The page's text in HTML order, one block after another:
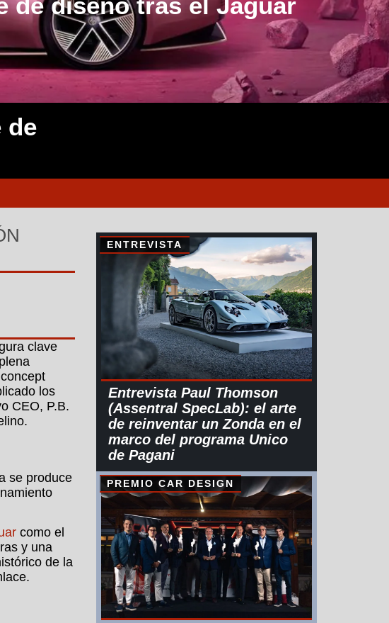
de diseño tras el Jaguar
de
clave
los
CEO, P.B.
se produce
como el
y una
de la
ENTREVISTA
Entrevista Paul Thomson
(Assentral SpecLab): el arte
de reinventar un Zonda en el
marco del programa Unico
de Pagani
PREMIO CAR DESIGN